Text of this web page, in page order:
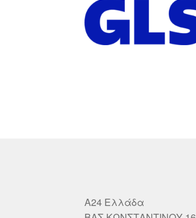
A24 Ελλάδα